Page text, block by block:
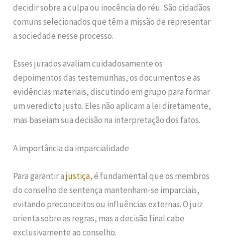
decidir sobre a culpa ou inocência do réu. São cidadãos
comuns selecionados que têm a missão de representar
a sociedade nesse processo.
Esses jurados avaliam cuidadosamente os
depoimentos das testemunhas, os documentos e as
evidências materiais, discutindo em grupo para formar
um veredicto justo. Eles não aplicam a lei diretamente,
mas baseiam sua decisão na interpretação dos fatos.
A importância da imparcialidade
Para garantir ajustiça, é fundamental que os membros
do conselho de sentença mantenham-se imparciais,
evitando preconceitos ou influências externas. O juiz
orienta sobre as regras, mas a decisão final cabe
exclusivamente ao conselho.